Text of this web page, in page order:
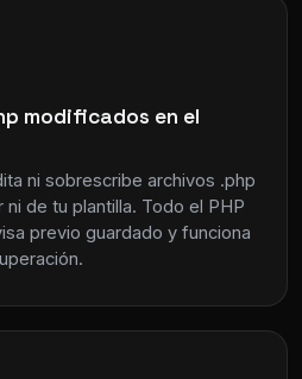
modificados en el
ni sobrescribe archivos .php
de tu plantilla. Todo el PHP
previo guardado y funciona